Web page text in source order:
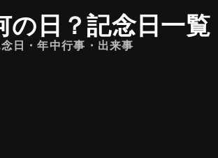
の日 ？記念日一覧
日・年中行事・出来事